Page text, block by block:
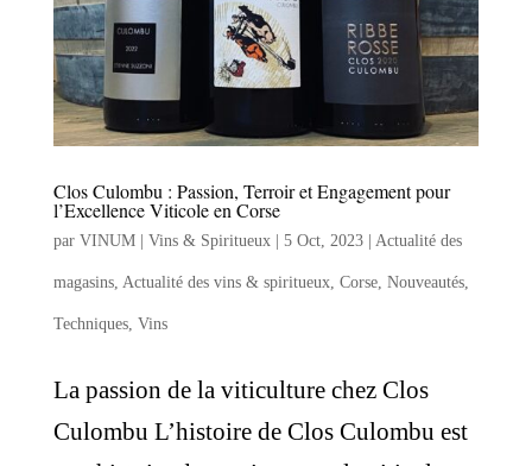
Clos Culombu : Passion, Terroir et Engagement pour
l’Excellence Viticole en Corse
par VINUM | Vins & Spiritueux| 5 Oct, 2023| Actualité des
magasins, Actualité des vins & spiritueux, Corse, Nouveautés,
Techniques, Vins
La passion de la viticulture chez Clos
Culombu L’histoire de Clos Culombu est